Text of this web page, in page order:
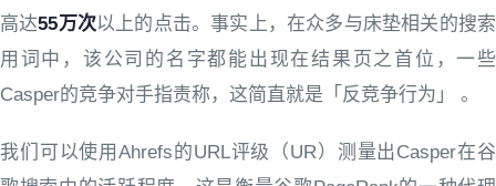
高达55万次以上的点击。事实上，在众多与床垫相关的搜索
用词中，该公司的名字都能出现在结果页之首位，一些
Casper的竞争对手指责称，这简直就是「反竞争行为」 。
我们可以使用Ahrefs的URL评级（UR）测量出Casper在谷